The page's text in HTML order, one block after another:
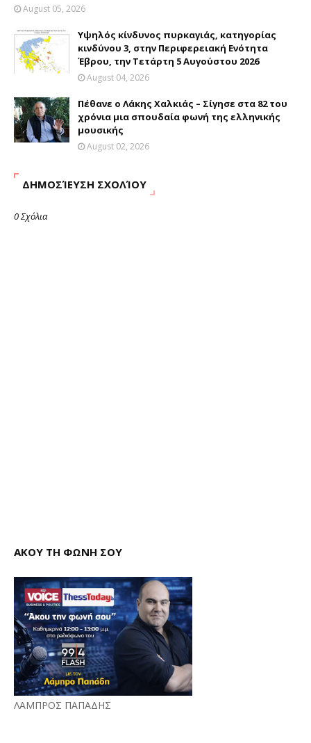
August 05, 2026
Υψηλός κίνδυνος πυρκαγιάς, κατηγορίας
κινδύνου 3, στην Περιφερειακή Ενότητα
Έβρου, την Τετάρτη 5 Αυγούστου 2026
August 04, 2026
Πέθανε ο Λάκης Χαλκιάς – Σίγησε στα 82 του
χρόνια μια σπουδαία φωνή της ελληνικής
μουσικής
August 02, 2026
ΔΗΜΟΣΊΕΥΣΗ ΣΧΟΛΊΟΥ
0 Σχόλια
ΑΚΟΥ ΤΗ ΦΩΝΗ ΣΟΥ
ΛΑΜΠΡΟΣ ΠΑΠΑΔΗΣ